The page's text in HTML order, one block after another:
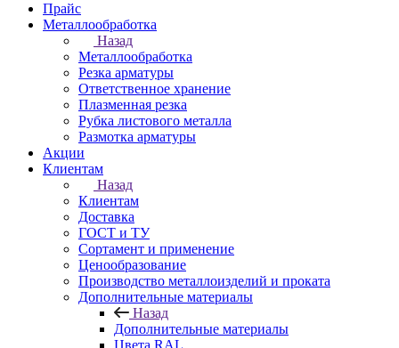
Прайс
Металлообработка
Назад
Металлообработка
Резка арматуры
Ответственное хранение
Плазменная резка
Рубка листового металла
Размотка арматуры
Акции
Клиентам
Назад
Клиентам
Доставка
ГОСТ и ТУ
Сортамент и применение
Ценообразование
Производство металлоизделий и проката
Дополнительные материалы
Назад
Дополнительные материалы
Цвета RAL